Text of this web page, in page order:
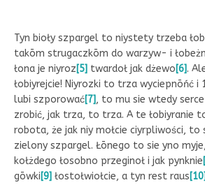
Tyn bioły szpargel to niystety trzeba
takōm strugaczkōm do warzyw- i
łona je niyroz[5] twardoł jak dżewo[6].
łobiyrejcie! Niyrozki to trza wyciepnōńć
lubi szporować[7], to mu sie wtedy
zrobić, jak trza, to trza. A te łobiyranie
robota, że jak niy mołcie ciyrpliwości, to
zielony szpargel. Łōnego to sie yno
kołżdego łosobno przeginoł i jak pynknie
gōwki[9] łostołwiołcie, a tyn rest raus[10]